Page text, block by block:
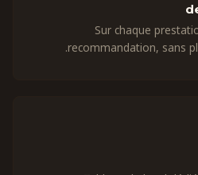
Sur chaque
recommandation, sans